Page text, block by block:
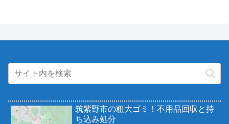
筑紫野市の粗大ゴミ！不用品回収と持
ち込み処分